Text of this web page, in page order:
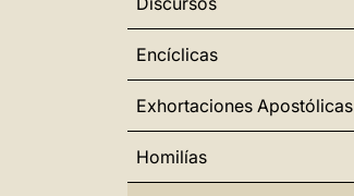
Encíclicas
Exhortaciones Apostólicas
Homilías